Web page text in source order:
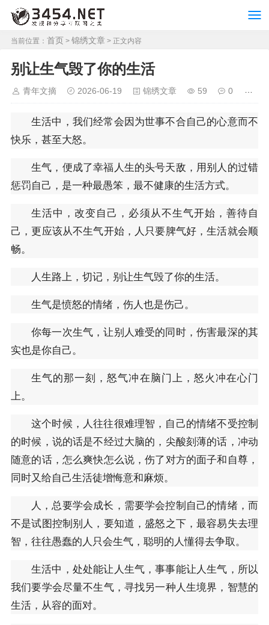
当前位置： 首页 > 锦绣文章 > 正文内容
别让生气毁了你的生活
青年文摘 2026-06-19 锦绣文章 59 0
生活中，我们经常会因为世事不合自己的心意而不
快乐，甚至大怒。
生气，便成了幸福人生的头号天敌，用别人的过错
惩罚自己，是一种最愚笨，最不健康的生活方式。
生活中，改变自己，必须从不生气开始，善待自
己，更应该从不生气开始，人只要脾气好，生活就会顺
畅。
人生路上，切记，别让生气毁了你的生活。
生气是愤怒的情绪，伤人也是伤己。
你每一次生气，让别人难受的同时，伤害最深的其
实也是你自己。
生气的那一刻，怒气冲在脑门上，怒火冲在心门
上。
这个时候，人往往很难理智，自己的情绪不受控制
的时候，说的话是不经过大脑的，尖酸刻薄的话，冲动
随意的话，怎么爽快怎么说，伤了对方的面子和自尊，
同时又给自己生活徒增悔意和麻烦。
人，总要学会成长，需要学会控制自己的情绪，而
不是试图控制别人，要知道，盛怒之下，最容易失去理
智，往往愚蠢的人只会生气，聪明的人懂得去争取。
生活中，处处能让人生气，事事能让人生气，所以
我们要学会尽量不生气，寻找另一种人生境界，智慧的
生活，从容的面对。